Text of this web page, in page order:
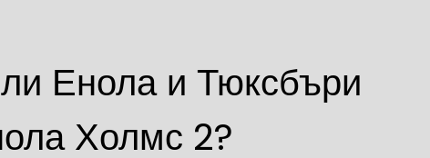
Енола и Тюксбъри
Холмс 2?